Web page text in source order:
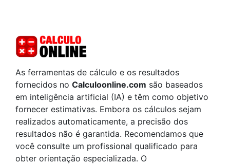
As ferramentas de cálculo e os resultados
fornecidos no Calculoonline.com são baseados
em inteligência artificial (IA) e têm como objetivo
fornecer estimativas. Embora os cálculos sejam
realizados automaticamente, a precisão dos
resultados não é garantida. Recomendamos que
você consulte um profissional qualificado para
obter orientação especializada. O